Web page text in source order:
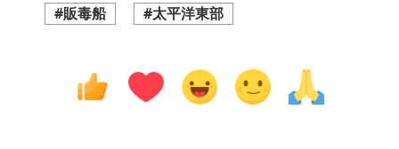
#販毒船
#太平洋東部